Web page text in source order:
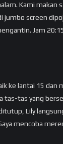
Kami makan
jumbo screen
Jam
ke lantai 15 dan
tas-tas yang
Lily
mencoba